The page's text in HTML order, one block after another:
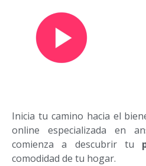
Inicia tu camino hacia el
online especializada en
comienza a descubrir tu
comodidad de tu hogar.